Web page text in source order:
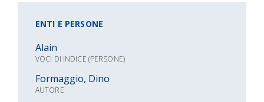
ENTI E PERSONE
Alain
VOCI DI INDICE (PERSONE)
Formaggio, Dino
AUTORE